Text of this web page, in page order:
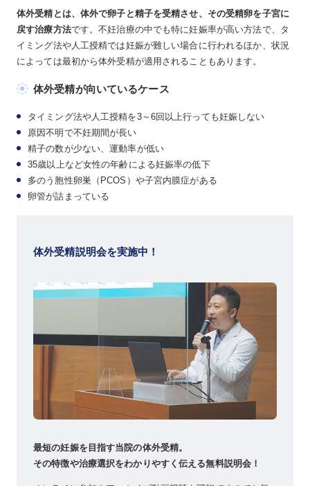
体外受精とは、体外で卵子と精子を受精させ、その受精卵を子宮に
戻す治療方法です。不妊治療の中でも特に妊娠率が高い方法で、タ
イミング法や人工授精では妊娠が難しい場合に行われるほか、状況
によっては最初から体外受精が適用されることもあります。
体外受精が向いているケース
タイミング法や人工授精を3～6回以上行っても妊娠しない
原因不明で不妊期間が長い
精子の数が少ない、運動率が低い
35歳以上など女性の年齢による妊娠率の低下
多のう胞性卵巣（PCOS）や子宮内膜症がある
卵管が詰まっている
体外受精説明会を実施中！
最短の妊娠を目指す当院の体外受精。
その特徴や治療選択をわかりやすく伝える無料説明会！